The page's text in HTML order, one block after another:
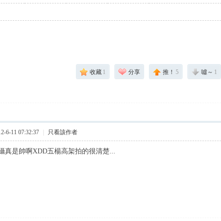
收藏 1 分享 推！ 5 噓～ 1
6-11 07:32:37 只看該作者
真是帥啊XDD五楊高架拍的很清楚...